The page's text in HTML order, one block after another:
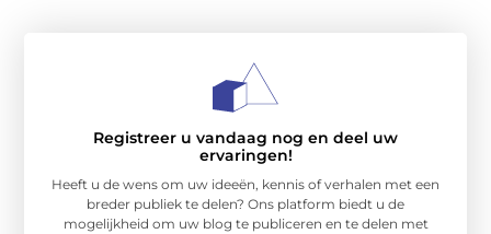
Registreer u vandaag nog en deel uw
ervaringen!
Heeft u de wens om uw ideeën, kennis of verhalen met een
breder publiek te delen? Ons platform biedt u de
mogelijkheid om uw blog te publiceren en te delen met